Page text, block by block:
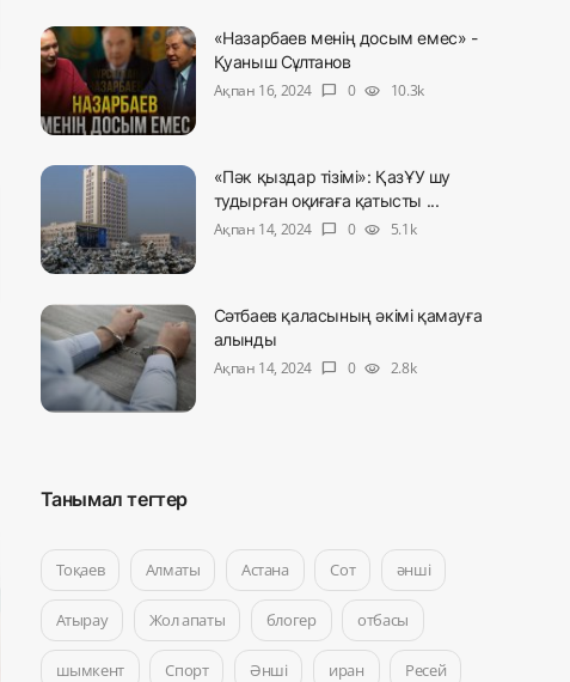
«Назарбаев менің досым емес» -
Қуаныш Сұлтанов
Ақпан 16, 2024
chat_bubble 0 visibility 10.3k
«Пәк қыздар тізімі»: ҚазҰУ шу
тудырған оқиғаға қатысты ...
Ақпан 14, 2024
chat_bubble 0 visibility 5.1k
Сәтбаев қаласының әкімі қамауға
алынды
Ақпан 14, 2024
chat_bubble 0 visibility 2.8k
Танымал тегтер
Тоқаев Алматы Астана Сот әнші
Атырау Жол апаты блогер отбасы
шымкент Спорт Әнші иран Ресей